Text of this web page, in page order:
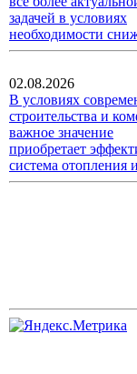
задачей в условиях
необходимости
02.08.2026
В условиях
строительства и
важное значение
приобретает
система отопления